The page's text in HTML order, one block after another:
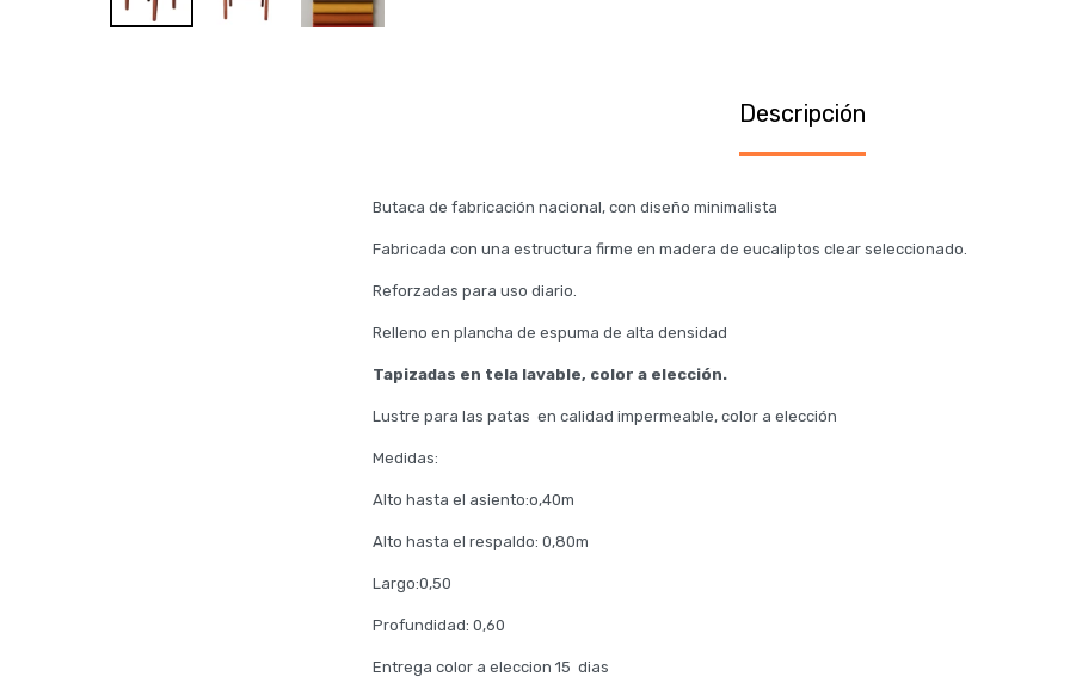
Descripción
Butaca de fabricación nacional, con diseño minimalista
Fabricada con una estructura firme en madera de eucaliptos clear seleccionado.
Reforzadas para uso diario.
Relleno en plancha de espuma de alta densidad
Tapizadas en tela lavable, color a elección.
Lustre para las patas en calidad impermeable, color a elección
Medidas:
Alto hasta el asiento:o,40m
Alto hasta el respaldo: 0,80m
Largo:0,50
Profundidad: 0,60
Entrega color a eleccion 15 dias